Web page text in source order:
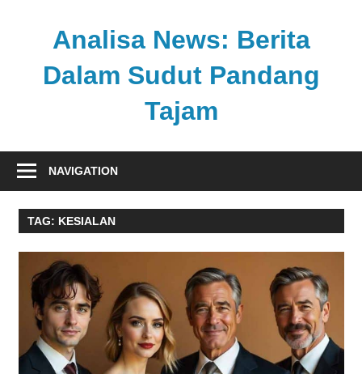
Analisa News: Berita
Dalam Sudut Pandang
Tajam
kritis
akurat
dari
politik,
dan
olahraga
NAVIGATION
TAG: KESIALAN